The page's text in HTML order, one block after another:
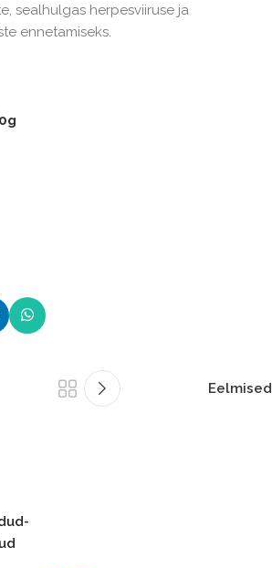
sealhulgas herpesviiruse ja
ennetamiseks.
Eelmised